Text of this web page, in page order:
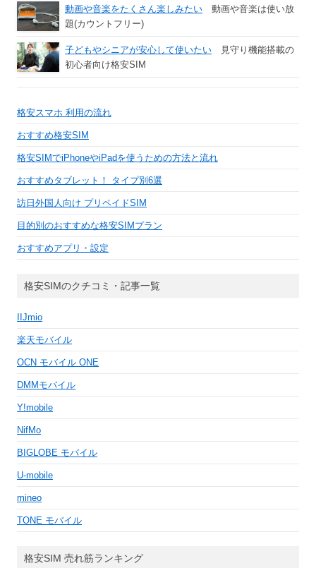
動画や音楽をたくさん楽しみたい 動画や音楽は使い放
題(カウントフリー)
子どもやシニアが安心して使いたい 見守り機能搭載の
初心者向け格安SIM
格安スマホ 利用の流れ
おすすめ格安SIM
格安SIMでiPhoneやiPadを使うための方法と流れ
おすすめタブレット！ タイプ別6選
訪日外国人向け プリペイドSIM
目的別のおすすめな格安SIMプラン
おすすめアプリ・設定
格安SIMのクチコミ・記事一覧
IIJmio
楽天モバイル
OCN モバイル ONE
DMMモバイル
Y!mobile
NifMo
BIGLOBE モバイル
U-mobile
mineo
TONE モバイル
格安SIM 売れ筋ランキング